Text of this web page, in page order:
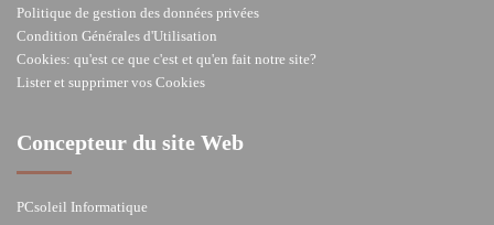
Politique de gestion des données privées
Condition Générales d'Utilisation
Cookies: qu'est ce que c'est et qu'en fait notre site?
Lister et supprimer vos Cookies
Concepteur du site Web
PCsoleil Informatique